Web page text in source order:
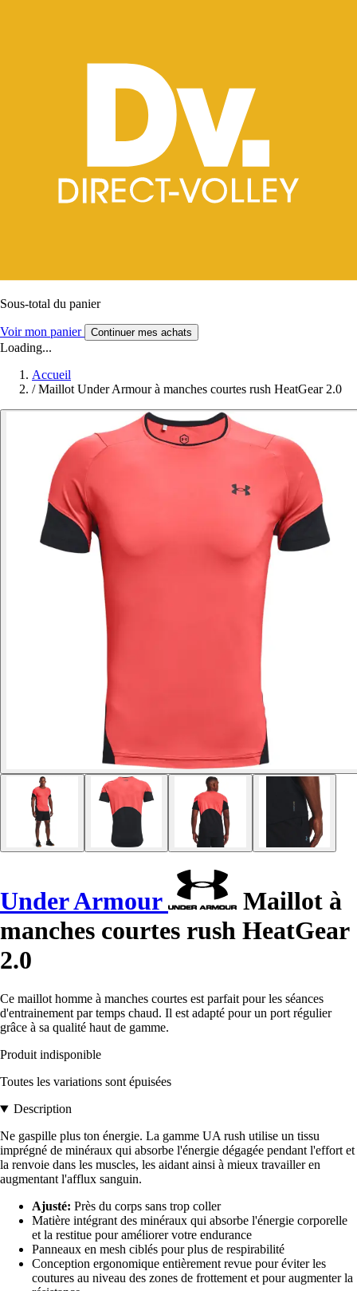
Sous-total du panier
Voir mon panier Continuer mes achats
Loading...
Accueil
/ Maillot Under Armour à manches courtes rush HeatGear 2.0
Under Armour
Maillot à
manches courtes rush HeatGear
2.0
Ce maillot homme à manches courtes est parfait pour les séances
d'entrainement par temps chaud. Il est adapté pour un port régulier
grâce à sa qualité haut de gamme.
Produit indisponible
Toutes les variations sont épuisées
Description
Ne gaspille plus ton énergie. La gamme UA rush utilise un tissu
imprégné de minéraux qui absorbe l'énergie dégagée pendant l'effort et
la renvoie dans les muscles, les aidant ainsi à mieux travailler en
augmentant l'afflux sanguin.
Ajusté: Près du corps sans trop coller
Matière intégrant des minéraux qui absorbe l'énergie corporelle
et la restitue pour améliorer votre endurance
Panneaux en mesh ciblés pour plus de respirabilité
Conception ergonomique entièrement revue pour éviter les
coutures au niveau des zones de frottement et pour augmenter la